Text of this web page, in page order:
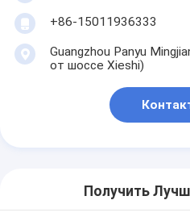
+86-15011936333
Guangzhou Panyu
от шоссе Xieshi)
Получить